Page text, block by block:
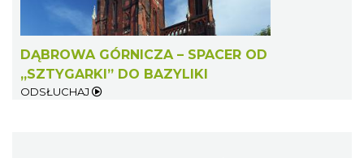
DĄBROWA GÓRNICZA – SPACER OD
„SZTYGARKI” DO BAZYLIKI
ODSŁUCHAJ